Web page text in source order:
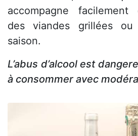
accompagne facilement
des viandes grillées
saison.
L’abus d’alcool est
à consommer avec